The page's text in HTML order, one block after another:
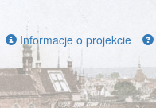
Informacje o projekcie